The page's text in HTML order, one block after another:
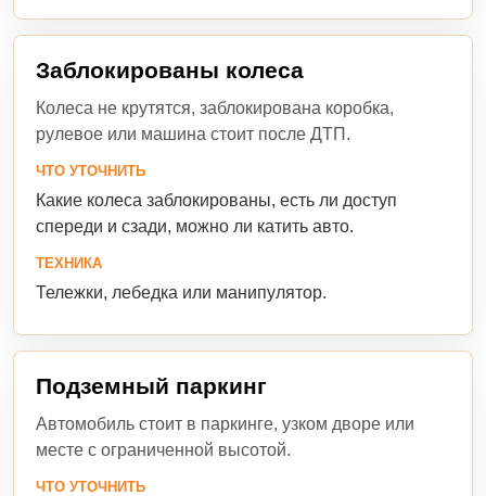
Заблокированы колеса
Колеса не крутятся, заблокирована коробка,
рулевое или машина стоит после ДТП.
ЧТО УТОЧНИТЬ
Какие колеса заблокированы, есть ли доступ
спереди и сзади, можно ли катить авто.
ТЕХНИКА
Тележки, лебедка или манипулятор.
Подземный паркинг
Автомобиль стоит в паркинге, узком дворе или
месте с ограниченной высотой.
ЧТО УТОЧНИТЬ